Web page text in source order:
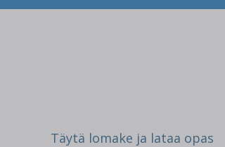
Täytä lomake ja lataa opas